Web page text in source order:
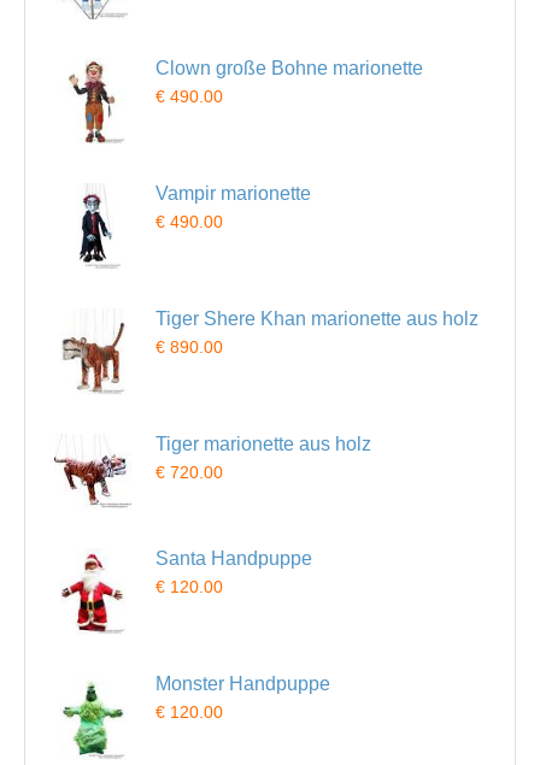
Clown große Bohne marionette
€ 490.00
Vampir marionette
€ 490.00
Tiger Shere Khan marionette aus holz
€ 890.00
Tiger marionette aus holz
€ 720.00
Santa Handpuppe
€ 120.00
Monster Handpuppe
€ 120.00